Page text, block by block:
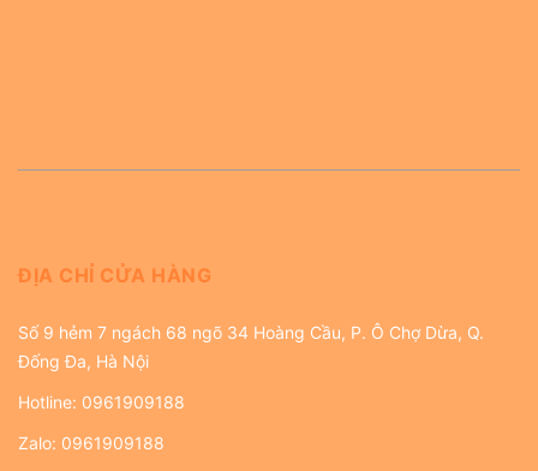
ĐỊA CHỈ CỬA HÀNG
Số 9 hẻm 7 ngách 68 ngõ 34 Hoàng Cầu, P. Ô Chợ Dừa, Q.
Đống Đa, Hà Nội
Hotline: 0961909188
Zalo: 0961909188